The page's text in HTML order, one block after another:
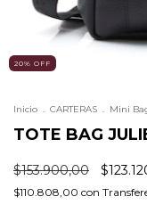
20% OFF
Inicio . CARTERAS . Mini
TOTE BAG
$153.900,00
$110.808,00 con